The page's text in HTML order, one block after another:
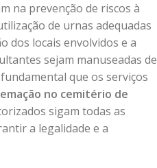
na prevenção de riscos à
de urnas adequadas
dos locais envolvidos e a
sejam manuseadas de
que os serviços
no cemitério de
sigam todas as
a legalidade e a